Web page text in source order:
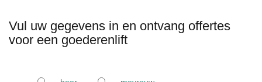
Vul uw gegevens in en ontvang offertes
voor een goederenlift